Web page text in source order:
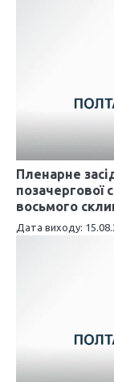
в
Пленарне
позачергової
восьмого
Дата виходу: